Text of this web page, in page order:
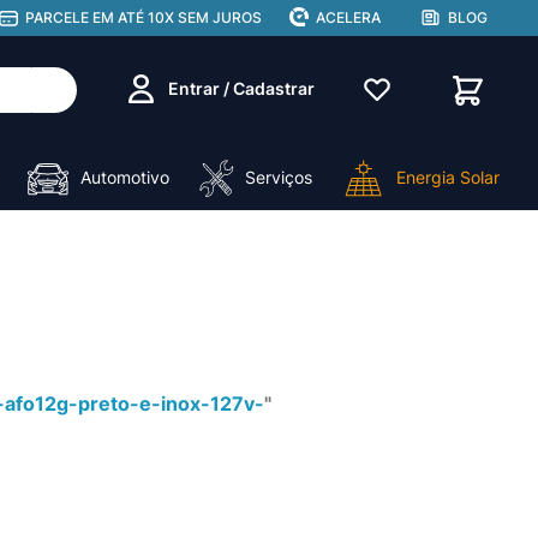
PARCELE EM ATÉ 10X SEM JUROS ACELERA BLOG
Entrar / Cadastrar
Automotivo Serviços Energia Solar
preto-e-inox-127v-"